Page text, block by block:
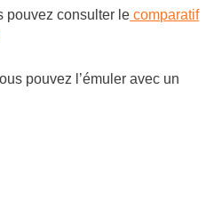
pouvez consulter le comparatif
pouvez l’émuler avec un